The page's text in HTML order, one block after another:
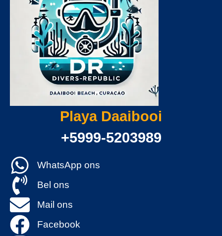
Playa Daaibooi
+5999-5203989
WhatsApp ons
Bel ons
Mail ons
Facebook